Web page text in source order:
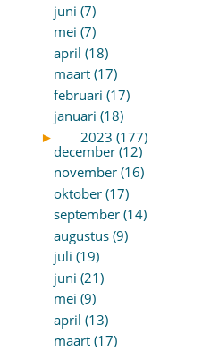
juni (7)
mei (7)
april (18)
maart (17)
februari (17)
januari (18)
►
2023 (177)
december (12)
november (16)
oktober (17)
september (14)
augustus (9)
juli (19)
juni (21)
mei (9)
april (13)
maart (17)